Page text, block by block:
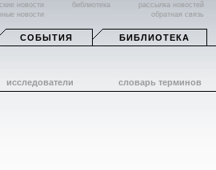
новости
новости
библиотека
рассылка новостей
обратная связь
СОБЫТИЯ БИБЛИОТЕКА
исследователи словарь терминов